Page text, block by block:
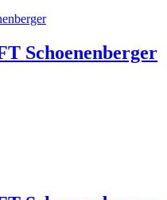
Schoenenberger